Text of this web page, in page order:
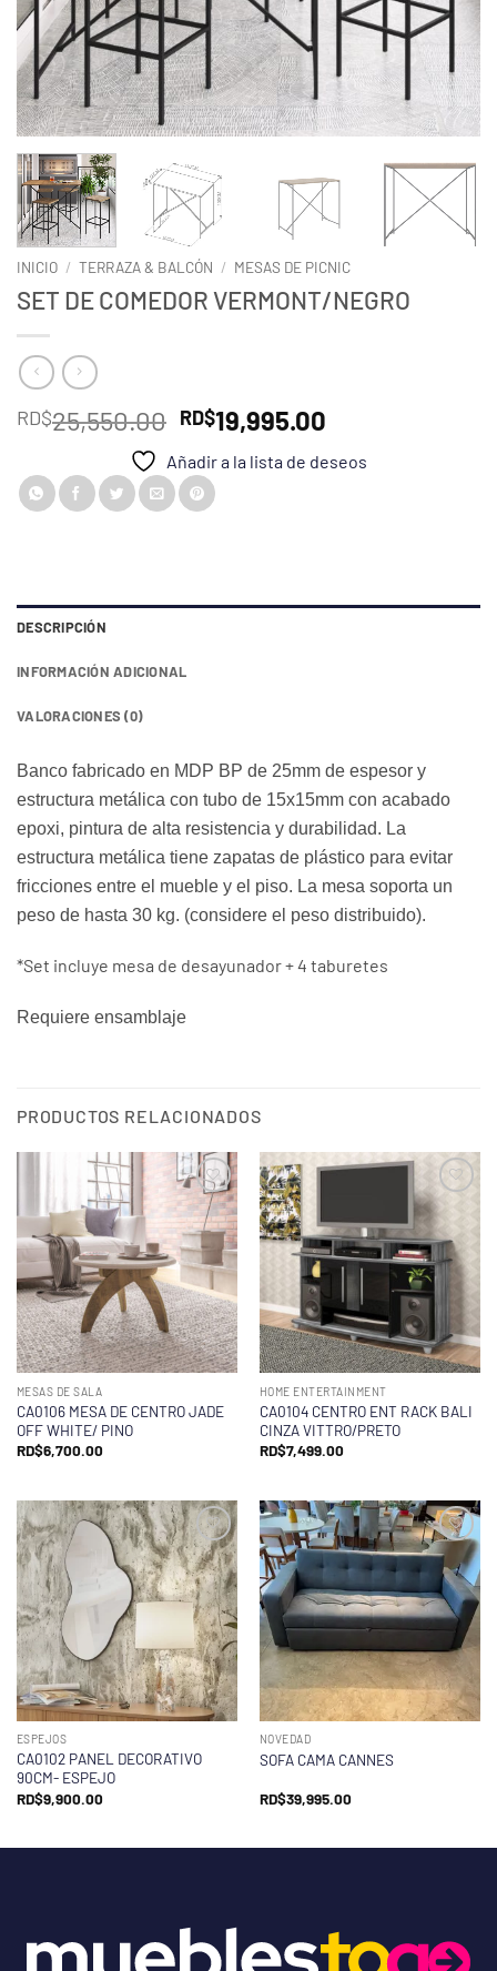
INICIO / TERRAZA & BALCÓN / MESAS DE PICNIC
SET DE COMEDOR VERMONT/NEGRO
RD$25,550.00 El
original
era:
RD$19,995.00
actual
Añadir a la lista de deseos
DESCRIPCIÓN
INFORMACIÓN ADICIONAL
VALORACIONES (0)
Banco fabricado en MDP BP de 25mm de espesor y
estructura metálica con tubo de 15x15mm con acabado
epoxi, pintura de alta resistencia y durabilidad. La
estructura metálica tiene zapatas de plástico para evitar
fricciones entre el mueble y el piso. La mesa soporta un
peso de hasta 30 kg. (considere el peso distribuido).
*Set incluye mesa de desayunador + 4 taburetes
Requiere ensamblaje
PRODUCTOS RELACIONADOS
MESAS DE SALA
CA0106 MESA DE CENTRO JADE
OFF WHITE/ PINO
RD$6,700.00
HOME ENTERTAINMENT
CA0104 CENTRO ENT RACK BALI
CINZA VITTRO/PRETO
RD$7,499.00
ESPEJOS
CA0102 PANEL DECORATIVO
90CM- ESPEJO
RD$9,900.00
NOVEDAD
SOFA CAMA CANNES
RD$39,995.00